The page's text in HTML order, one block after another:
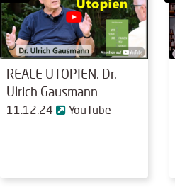
REALE UTOPIEN. Dr.
Ulrich Gausmann
11.12.24 YouTube